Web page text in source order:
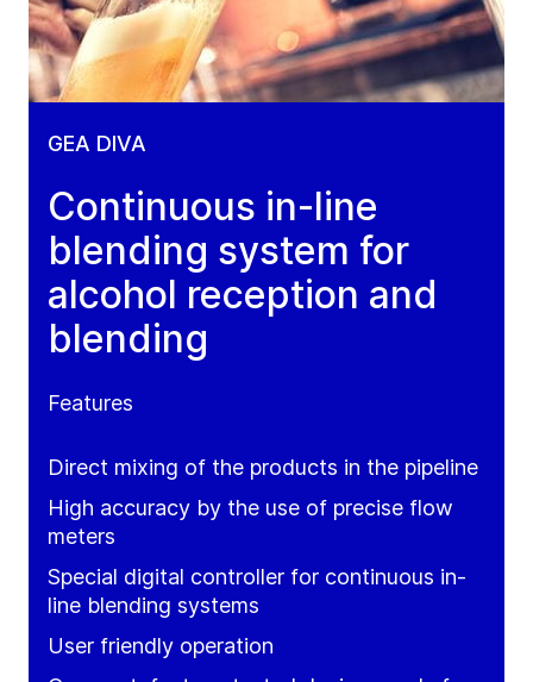
GEA DIVA
Continuous in-line
blending system for
alcohol reception and
blending
Features
Direct mixing of the products in the pipeline
High accuracy by the use of precise flow
meters
Special digital controller for continuous in-
line blending systems
User friendly operation